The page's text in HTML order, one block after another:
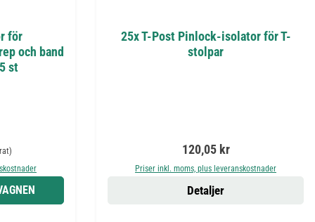
för
och band
st
25x T-Post Pinlock-isolator för T-
stolpar
Ordinarie pris:
120,05 kr
Priser inkl. moms, plus leveranskostnader
Detaljer